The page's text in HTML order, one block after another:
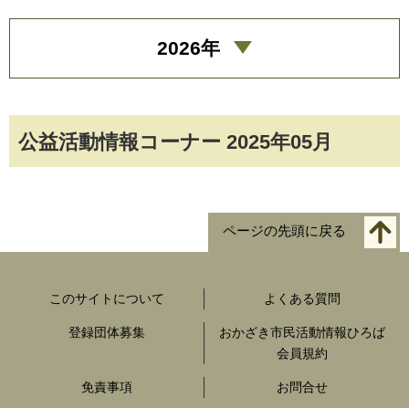
公益活動情報コーナー 2025年05月
2026年
ページの先頭に戻る
このサイトについて よくある質問
登録団体募集
おかざき市民活動情報ひろば
会員規約
免責事項 お問合せ